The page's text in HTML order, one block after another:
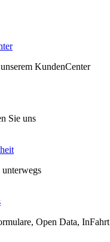
KundenCenter
Sie uns
Open Data, InFahrt